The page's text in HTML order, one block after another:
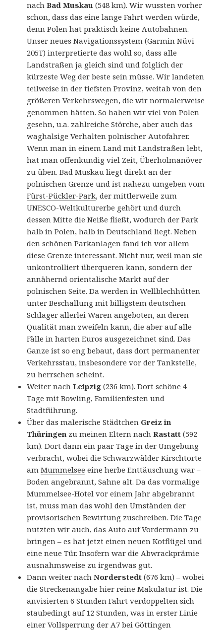
nachBad Muskau (548 km). Wir wussten vorher
schon, dass das eine lange Fahrt werden würde,
denn Polen hat praktisch keine Autobahnen.
Unser neues Navigationssystem (Garmin Nüvi
205T) interpretierte das wohl so, dass alle
Landstraßen ja gleich sind und folglich der
kürzeste Weg der beste sein müsse. Wir landeten
teilweise in der tiefsten Provinz, weitab von den
größeren Verkehrswegen, die wir normalerweise
genommen hätten. So haben wir viel von Polen
gesehn, u.a. zahlreiche Störche, aber auch das
waghalsige Verhalten polnischer Autofahrer.
Wenn man in einem Land mit Landstraßen lebt,
hat man offenkundig viel Zeit, Überholmanöver
zu üben. Bad Muskau liegt direkt an der
polnischen Grenze und ist nahezu umgeben vom
Fürst-Pückler-Park, der mittlerweile zum
UNESCO-Weltkulturerbe gehört und durch
dessen Mitte die Neiße fließt, wodurch der Park
halb in Polen, halb in Deutschland liegt. Neben
den schönen Parkanlagen fand ich vor allem
diese Grenze interessant. Nicht nur, weil man sie
unkontrolliert überqueren kann, sondern der
annähernd orientalische Markt auf der
polnischen Seite. Da werden in Wellblechhütten
unter Beschallung mit billigstem deutschen
Schlager allerlei Waren angeboten, an deren
Qualität man zweifeln kann, die aber auf alle
Fälle in harten Euros ausgezeichnet sind. Das
Ganze ist so eng bebaut, dass dort permanenter
Verkehrsstau, insbesondere vor der Tankstelle,
zu herrschen scheint.
Weiter nachLeipzig (236 km). Dort schöne 4
Tage mit Bowling, Familienfesten und
Stadtführung.
Über das malerische Städtchen Greiz in
Thüringen zu meinen Eltern nachRastatt (592
km). Dort dann ein paar Tage in der Umgebung
verbracht, wobei die Schwarzwälder Kirschtorte
amMummelsee eine herbe Enttäuschung war –
Boden angebrannt, Sahne alt. Da das vormalige
Mummelsee-Hotel vor einem Jahr abgebrannt
ist, muss man das wohl den Umständen der
provisorischen Bewirtung zuschreiben. Die Tage
nutzten wir auch, das Auto auf Vordermann zu
bringen – es hat jetzt einen neuen Kotflügel und
eine neue Tür. Insofern war die Abwrackprämie
ausnahmsweise zu irgendwas gut.
Dann weiter nachNorderstedt (676 km) – wobei
die Streckenangabe hier reine Makulatur ist. Die
anvisierten 6 Stunden Fahrt verdoppelten sich
staubedingt auf 12 Stunden, was in erster Linie
einer Vollsperrung der A7 bei Göttingen